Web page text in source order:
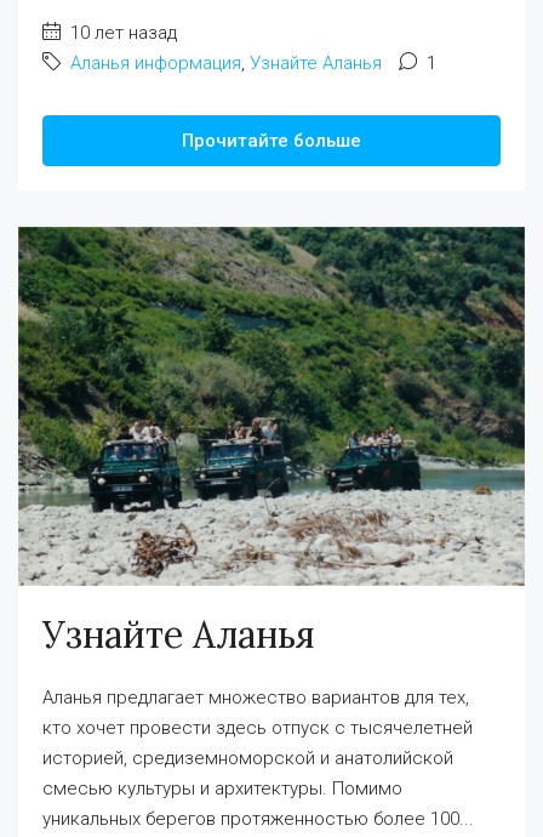
10 лет назад
Аланья информация Узнайте Аланья 1
Прочитайте больше
Узнайте Аланья
Аланья предлагает множество вариантов для тех,
кто хочет провести здесь отпуск с тысячелетней
историей, средиземноморской и анатолийской
смесью культуры и архитектуры. Помимо
уникальных берегов протяженностью более 100...